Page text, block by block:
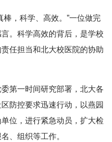
棒，科学、高效。”一位做完
。科学高效的背后，是学校
任担当和北大校医院的协助
第一时间研究部署，北大各
防控要求迅速行动，以燕园
位，进行紧急动员，扩大检
、组织等工作。